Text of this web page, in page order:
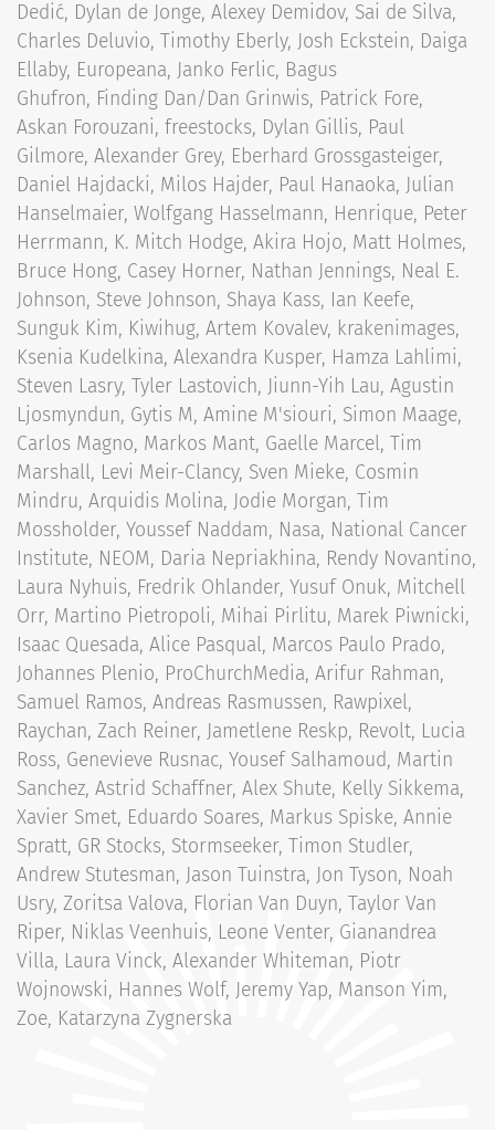
Dedić, Dylan de Jonge, Alexey Demidov, Sai de Silva,
Charles Deluvio, Timothy Eberly, Josh Eckstein, Daiga
Ellaby, Europeana, Janko Ferlic, Bagus
Ghufron, Finding Dan/Dan Grinwis, Patrick Fore,
Askan Forouzani, freestocks, Dylan Gillis, Paul
Gilmore, Alexander Grey, Eberhard Grossgasteiger,
Daniel Hajdacki, Milos Hajder, Paul Hanaoka, Julian
Hanselmaier, Wolfgang Hasselmann, Henrique, Peter
Herrmann, K. Mitch Hodge, Akira Hojo, Matt Holmes,
Bruce Hong, Casey Horner, Nathan Jennings, Neal E.
Johnson, Steve Johnson, Shaya Kass, Ian Keefe,
Sunguk Kim, Kiwihug, Artem Kovalev, krakenimages,
Ksenia Kudelkina, Alexandra Kusper, Hamza Lahlimi,
Steven Lasry, Tyler Lastovich, Jiunn-Yih Lau, Agustin
Ljosmyndun, Gytis M, Amine M'siouri, Simon Maage,
Carlos Magno, Markos Mant, Gaelle Marcel, Tim
Marshall, Levi Meir-Clancy, Sven Mieke, Cosmin
Mindru, Arquidis Molina, Jodie Morgan, Tim
Mossholder, Youssef Naddam, Nasa, National Cancer
Institute, NEOM, Daria Nepriakhina, Rendy Novantino,
Laura Nyhuis, Fredrik Ohlander, Yusuf Onuk, Mitchell
Orr, Martino Pietropoli, Mihai Pirlitu, Marek Piwnicki,
Isaac Quesada, Alice Pasqual, Marcos Paulo Prado,
Johannes Plenio, ProChurchMedia, Arifur Rahman,
Samuel Ramos, Andreas Rasmussen, Rawpixel,
Raychan, Zach Reiner, Jametlene Reskp, Revolt, Lucia
Ross, Genevieve Rusnac, Yousef Salhamoud, Martin
Sanchez, Astrid Schaffner, Alex Shute, Kelly Sikkema,
Xavier Smet, Eduardo Soares, Markus Spiske, Annie
Spratt, GR Stocks, Stormseeker, Timon Studler,
Andrew Stutesman, Jason Tuinstra, Jon Tyson, Noah
Usry, Zoritsa Valova, Florian Van Duyn, Taylor Van
Riper, Niklas Veenhuis, Leone Venter, Gianandrea
Villa, Laura Vinck, Alexander Whiteman, Piotr
Wojnowski, Hannes Wolf, Jeremy Yap, Manson Yim,
Zoe, Katarzyna Zygnerska